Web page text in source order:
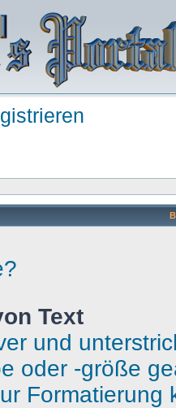
Text
und
oder -größe
Formatierung